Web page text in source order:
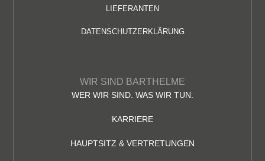
LIEFERANTEN
DATENSCHUTZERKLÄRUNG
WIR SIND BARTHELME
WER WIR SIND. WAS WIR TUN.
KARRIERE
HAUPTSITZ & VERTRETUNGEN